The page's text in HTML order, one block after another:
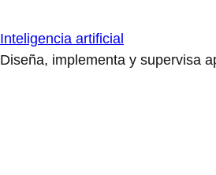
Inteligencia artificial
Diseña, implementa y supervisa